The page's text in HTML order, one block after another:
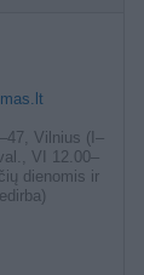
Vilnius (I–
VI 12.00–
dienomis ir